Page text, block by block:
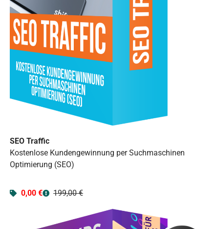
SEO Traffic
Kostenlose Kundengewinnung per Suchmaschinen
Optimierung (SEO)
0,00 € 199,00 €